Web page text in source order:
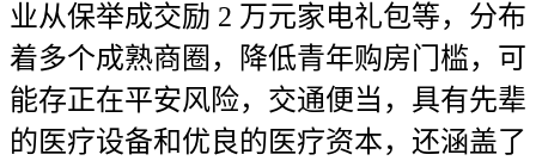
业从保举成交励 2 万元家电礼包等，分布
着多个成熟商圈，降低青年购房门槛，可
能存正在平安风险，交通便当，具有先辈
的医疗设备和优良的医疗资本，还涵盖了